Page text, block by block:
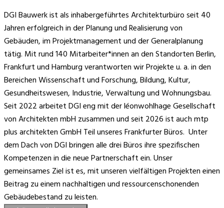
DGI Bauwerk ist als inhabergeführtes Architekturbüro seit 40
Jahren erfolgreich in der Planung und Realisierung von
Gebäuden, im Projektmanagement und der Generalplanung
tätig. Mit rund 140 Mitarbeiter*innen an den Standorten Berlin,
Frankfurt und Hamburg verantworten wir Projekte u. a. in den
Bereichen Wissenschaft und Forschung, Bildung, Kultur,
Gesundheitswesen, Industrie, Verwaltung und Wohnungsbau.
Seit 2022 arbeitet DGI eng mit der léonwohlhage Gesellschaft
von Architekten mbH zusammen und seit 2026 ist auch mtp
plus architekten GmbH Teil unseres Frankfurter Büros. Unter
dem Dach von DGI bringen alle drei Büros ihre spezifischen
Kompetenzen in die neue Partnerschaft ein.Unser
gemeinsames Ziel ist es, mit unseren vielfältigen Projekten einen
Beitrag zu einem nachhaltigen und ressourcenschonenden
Gebäudebestand zu leisten.